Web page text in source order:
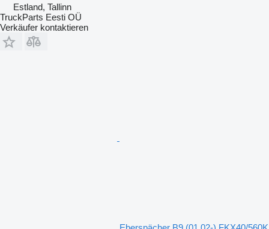
Estland, Tallinn
TruckParts Eesti OÜ
Verkäufer kontaktieren